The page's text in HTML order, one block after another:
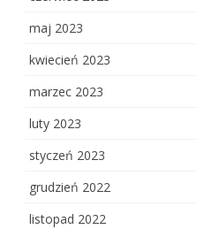
maj 2023
kwiecień 2023
marzec 2023
luty 2023
styczeń 2023
grudzień 2022
listopad 2022